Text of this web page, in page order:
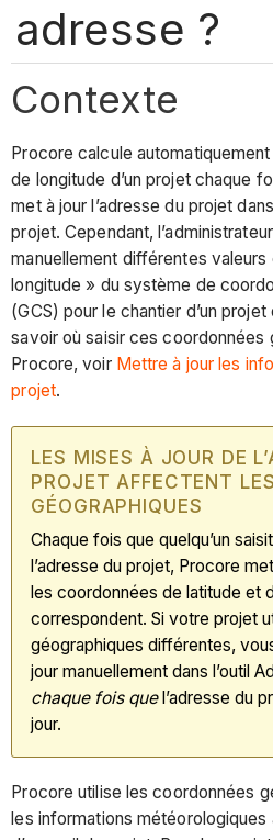
adresse ?
Contexte
Procore calcule
de longitude d’un projet chaque
met à jour l’adresse du projet
projet. Cependant,
manuellement différentes
longitude » du système de
(GCS) pour le chantier d’un
savoir où saisir ces coordonnées
Procore, voir Mettre à jour les
projet.
LES MISES À JOUR DE
PROJET AFFECTENT
GÉOGRAPHIQUES
Chaque fois que quelqu’un
l’adresse du projet, Procore
les coordonnées de latitude et
correspondent. Si votre projet
géographiques différentes,
jour manuellement dans l’outil
chaque fois quel’adresse du
jour.
Procore utilise les coordonnées
les informations météorologiques